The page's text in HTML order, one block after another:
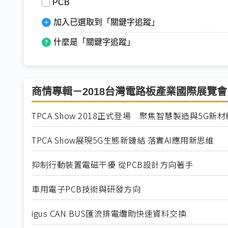
PCB
加入已選取到「關鍵字追蹤」
什麼是「關鍵字追蹤」
商情專輯－2018台灣電路板產業國際展覽會
TPCA Show 2018正式登場 聚焦智慧製造與5G新材
TPCA Show展現5G生態新鏈結 落實AI應用新思維
抑制行動裝置電磁干擾 從PCB設計方向著手
車用電子PCB技術與研發方向
igus CAN BUS匯流排電纜助快速資料交換